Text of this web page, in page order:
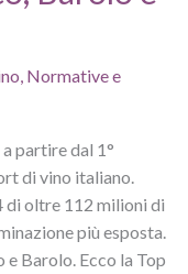
, Normative e
partire dal 1°
di vino italiano.
di oltre 112 milioni di
più esposta.
Barolo. Ecco la Top